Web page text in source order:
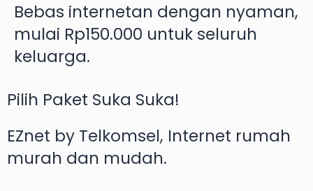
Bebas internetan dengan nyaman,
mulai Rp150.000 untuk seluruh
keluarga.
Pilih Paket Suka Suka!
EZnet by Telkomsel, Internet rumah
murah dan mudah.